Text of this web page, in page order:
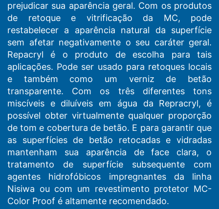
prejudicar sua aparência geral. Com os produtos
de retoque e vitrificação da MC, pode
restabelecer a aparência natural da superfície
sem afetar negativamente o seu caráter geral.
Repacryl é o produto de escolha para tais
aplicações. Pode ser usado para retoques locais
e também como um verniz de betão
transparente. Com os três diferentes tons
miscíveis e diluíveis em água da Repracryl, é
possível obter virtualmente qualquer proporção
de tom e cobertura de betão. E para garantir que
as superfícies de betão retocadas e vidradas
mantenham sua aparência de face clara, o
tratamento de superfície subsequente com
agentes hidrofóbicos impregnantes da linha
Nisiwa ou com um revestimento protetor MC-
Color Proof é altamente recomendado.